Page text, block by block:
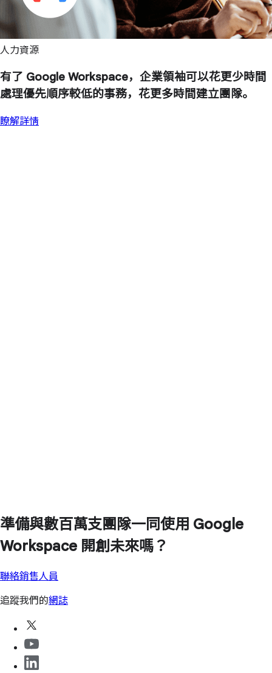
人力資源
有了 Google Workspace，企業領袖可以花更少時間
處理優先順序較低的事務，花更多時間建立團隊。
瞭解詳情
準備與數百萬支團隊一同使用 Google
Workspace 開創未來嗎？
聯絡銷售人員
追蹤我們的網誌